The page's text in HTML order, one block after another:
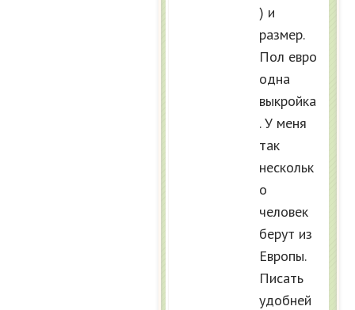
) и
размер.
Пол евро
одна
выкройка
. У меня
так
нескольк
о
человек
берут из
Европы.
Писать
удобней